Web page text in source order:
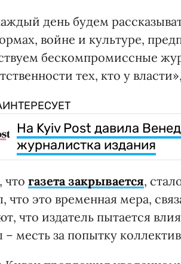
день будем
войне и культуре,
бескомпромиссные
тех, кто у
На Kyiv Post давила
журналистка издания
что газета закрывается,
что это временная мера,
что издатель пытается
– месть за попытку